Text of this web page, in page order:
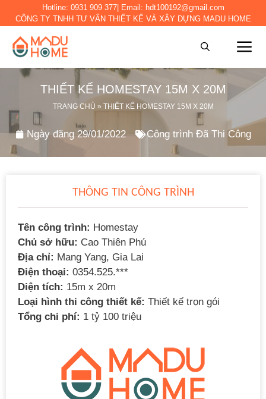
Hotline: 0931 909 377| Email: hdt100192@gmail.com
CÔNG TY TNHH TƯ VẤN THIẾT KẾ VÀ XÂY DỰNG MADU HOME
THIẾT KẾ HOMESTAY 15M X 20M
TRANG CHỦ » THIẾT KẾ HOMESTAY 15M X 20M
Ngày đăng29/01/2022 Công trình Đã Thi Công
THÔNG TIN CÔNG TRÌNH
Tên công trình: Homestay
Chủ sở hữu: Cao Thiên Phú
Địa chỉ: Mang Yang, Gia Lai
Điện thoại: 0354.525.***
Diện tích: 15m x 20m
Loại hình thi công thiết kế: Thiết kế trọn gói
Tổng chi phí: 1 tỷ 100 triệu